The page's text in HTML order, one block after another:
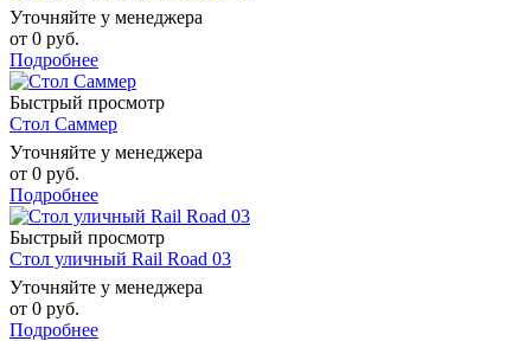
Уточняйте у менеджера
от 0 руб.
Подробнее
Быстрый просмотр
Стол Саммер
Уточняйте у менеджера
от 0 руб.
Подробнее
Быстрый просмотр
Стол уличный Rail Road 03
Уточняйте у менеджера
от 0 руб.
Подробнее